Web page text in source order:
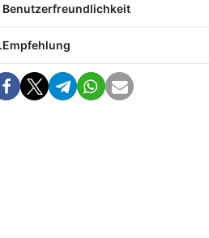
Benutzerfreundlichkeit
Empfehlung